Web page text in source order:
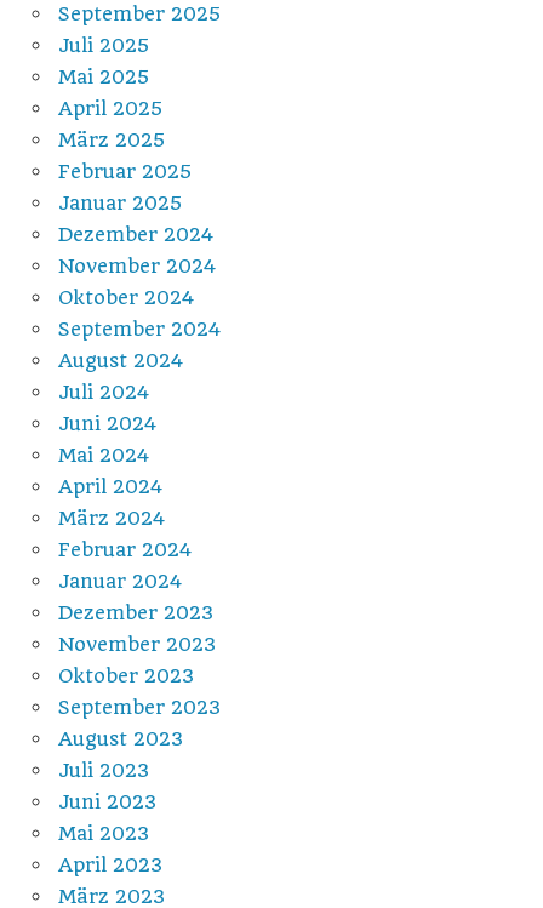
September 2025
Juli 2025
Mai 2025
April 2025
März 2025
Februar 2025
Januar 2025
Dezember 2024
November 2024
Oktober 2024
September 2024
August 2024
Juli 2024
Juni 2024
Mai 2024
April 2024
März 2024
Februar 2024
Januar 2024
Dezember 2023
November 2023
Oktober 2023
September 2023
August 2023
Juli 2023
Juni 2023
Mai 2023
April 2023
März 2023